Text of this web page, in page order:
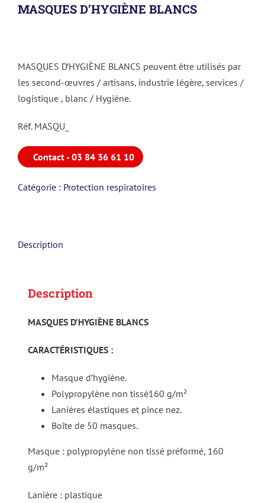
MASQUES D’HYGIÈNE BLANCS
MASQUES D’HYGIÈNE BLANCS peuvent être utilisés par
les second-œuvres / artisans, industrie légère, services /
logistique , blanc / Hygiène.
Réf. MASQU_
Contact - 03 84 36 61 10
Catégorie : Protection respiratoires
Description
Description
MASQUES D’HYGIÈNE BLANCS
CARACTÉRISTIQUES :
Masque d’hygiène.
Polypropylène non tissé160 g/m²
Lanières élastiques et pince nez.
Boîte de 50 masques.
Masque : polypropylène non tissé préformé, 160
g/m²
Lanière : plastique